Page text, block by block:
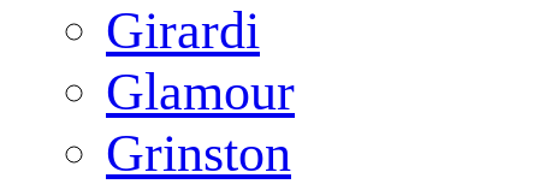
Girardi
Glamour
Grinston